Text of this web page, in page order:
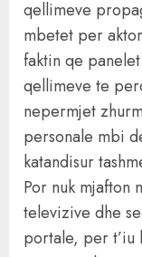
qellimeve
mbetet per
faktin qe
qellimeve te
nepermjet
personale mbi
katandisur
Por nuk mjafton
televizive dhe
portale, per t’iu